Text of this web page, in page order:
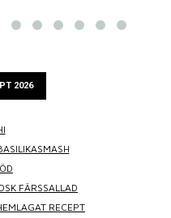
2026
FÄRSSALLAD
RECEPT